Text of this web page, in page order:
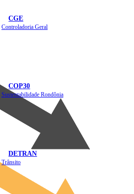
CGE
Controladoria Geral
COP30
Sustentabilidade Rondônia
DETRAN
Trânsito